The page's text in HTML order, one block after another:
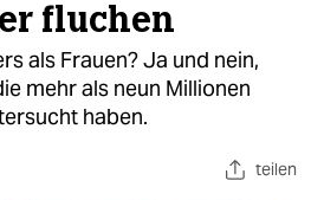
fluchen
als Frauen? Ja und nein,
mehr als neun Millionen
haben.
teilen